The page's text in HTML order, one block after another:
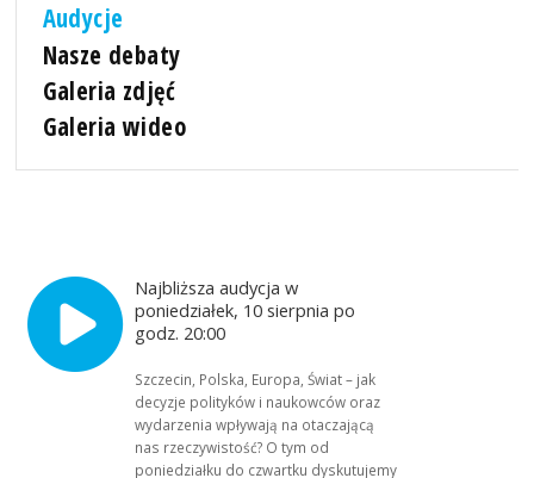
Audycje
Nasze debaty
Galeria zdjęć
Galeria wideo
Najbliższa audycja w
poniedziałek, 10 sierpnia po
godz. 20:00
Szczecin, Polska, Europa, Świat – jak
decyzje polityków i naukowców oraz
wydarzenia wpływają na otaczającą
nas rzeczywistość? O tym od
poniedziałku do czwartku dyskutujemy